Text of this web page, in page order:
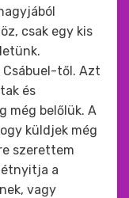
csak egy kis
Csábuel-től. Azt
és
még belőlük. A
küldjek még
szerettem
a
vagy